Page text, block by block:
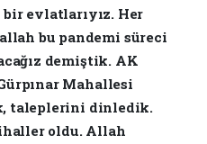
bir evlatlarıyız. Her
bu pandemi süreci
demiştik. AK
Mahallesi
taleplerini dinledik.
oldu. Allah